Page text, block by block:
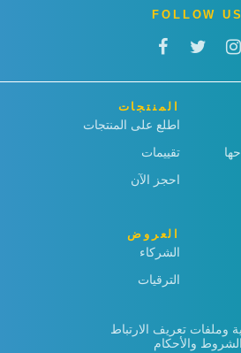
FOLLOW US
المنتجات
اطلع على المنتجات
تقييمات
احجز الآن
العروض
الشركاء
الترقيات
وملفات تعريف الارتباط
الشروط والأحكام